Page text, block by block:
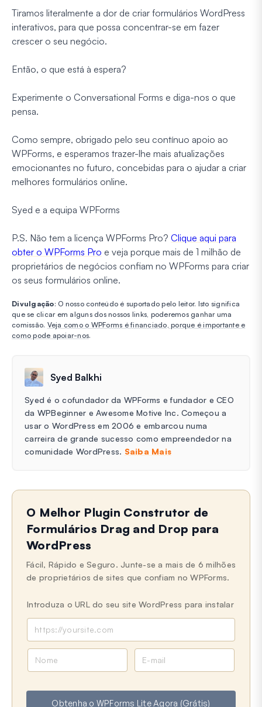
Tiramos literalmente a dor de criar formulários WordPress
interativos, para que possa concentrar-se em fazer
crescer o seu negócio.
Então, o que está à espera?
Experimente o Conversational Forms e diga-nos o que
pensa.
Como sempre, obrigado pelo seu contínuo apoio ao
WPForms, e esperamos trazer-lhe mais atualizações
emocionantes no futuro, concebidas para o ajudar a criar
melhores formulários online.
Syed e a equipa WPForms
P.S. Não tem a licença WPForms Pro? Clique aqui para
obter o WPForms Pro e veja porque mais de 1 milhão de
proprietários de negócios confiam no WPForms para criar
os seus formulários online.
Divulgação: O nosso conteúdo é suportado pelo leitor. Isto significa
que se clicar em alguns dos nossos links, poderemos ganhar uma
comissão. Veja como o WPForms é financiado, porque é importante e
como pode apoiar-nos.
Syed Balkhi
Syed é o cofundador da WPForms e fundador e CEO
da WPBeginner e Awesome Motive Inc. Começou a
usar o WordPress em 2006 e embarcou numa
carreira de grande sucesso como empreendedor na
comunidade WordPress. Saiba Mais
O Melhor Plugin Construtor de
Formulários Drag and Drop para
WordPress
Fácil, Rápido e Seguro. Junte-se a mais de 6 milhões
de proprietários de sites que confiam no WPForms.
Introduza o URL do seu site WordPress para instalar
e
i
Obtenha o WPForms Lite Agora (Grátis)